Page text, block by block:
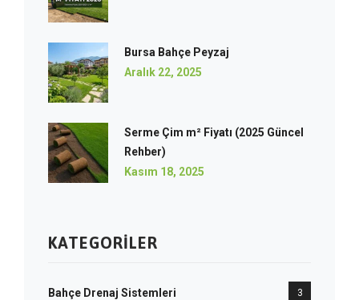
Bursa Bahçe Peyzaj
Aralık 22, 2025
Serme Çim m² Fiyatı (2025 Güncel
Rehber)
Kasım 18, 2025
KATEGORILER
Bahçe Drenaj Sistemleri 3